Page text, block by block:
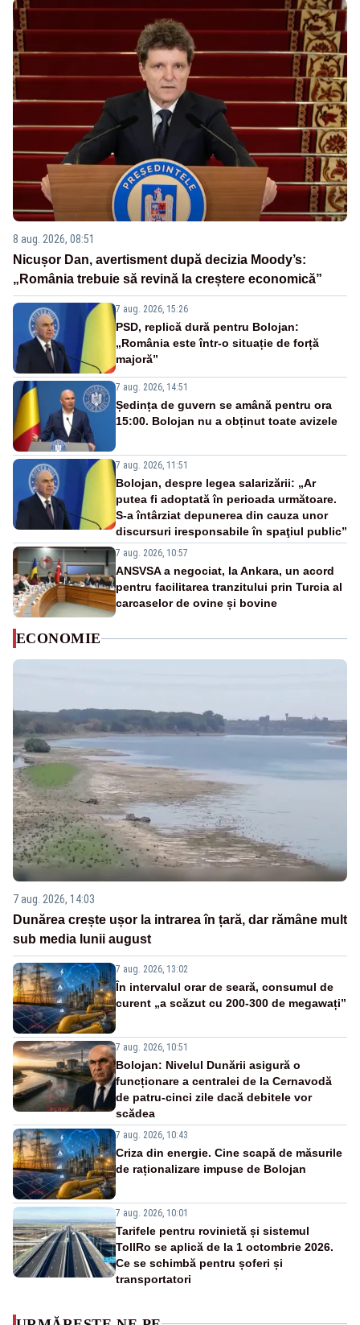
8 aug. 2026, 08:51
Nicușor Dan, avertisment după decizia Moody’s:
„România trebuie să revină la creștere economică”
7 aug. 2026, 15:26
PSD, replică dură pentru Bolojan:
„România este într-o situație de forță
majoră”
7 aug. 2026, 14:51
Ședința de guvern se amână pentru ora
15:00. Bolojan nu a obținut toate avizele
7 aug. 2026, 11:51
Bolojan, despre legea salarizării: „Ar
putea fi adoptată în perioada următoare.
S-a întârziat depunerea din cauza unor
discursuri iresponsabile în spaţiul public”
7 aug. 2026, 10:57
ANSVSA a negociat, la Ankara, un acord
pentru facilitarea tranzitului prin Turcia al
carcaselor de ovine și bovine
ECONOMIE
7 aug. 2026, 14:03
Dunărea crește ușor la intrarea în țară, dar rămâne mult
sub media lunii august
7 aug. 2026, 13:02
În intervalul orar de seară, consumul de
curent „a scăzut cu 200-300 de megawați”
7 aug. 2026, 10:51
Bolojan: Nivelul Dunării asigură o
funcționare a centralei de la Cernavodă
de patru-cinci zile dacă debitele vor
scădea
7 aug. 2026, 10:43
Criza din energie. Cine scapă de măsurile
de raționalizare impuse de Bolojan
7 aug. 2026, 10:01
Tarifele pentru rovinietă și sistemul
TollRo se aplică de la 1 octombrie 2026.
Ce se schimbă pentru șoferi și
transportatori